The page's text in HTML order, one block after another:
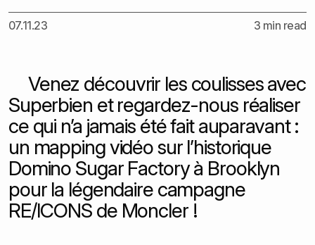
07.11.23 3 min read
Venez découvrir les coulisses avec
Superbien et regardez-nous réaliser
ce qui n’a jamais été fait auparavant :
un mapping vidéo sur l’historique
Domino Sugar Factory à Brooklyn
pour la légendaire campagne
RE/ICONS de Moncler !